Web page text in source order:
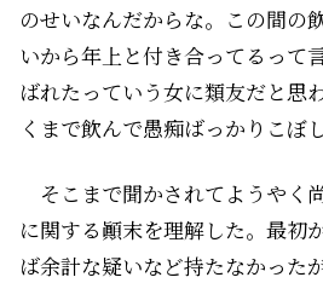
のせいなんだからな。この間の
いから年上と付き合ってるって
ばれたっていう女に類友だと思
くまで飲んで愚痴ばっかりこぼ
そこまで聞かされてようやく
に関する顚末を理解した。最初
ば余計な疑いなど持たなかった